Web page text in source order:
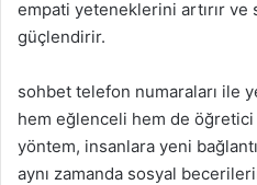
empati yeteneklerini artırır
güçlendirir.
sohbet telefon numaraları ile
hem eğlenceli hem de
yöntem, insanlara yeni
aynı zamanda sosyal